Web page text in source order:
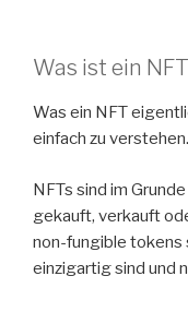
Was ist ein
Was ein NFT
einfach zu verstehen.
NFTs sind im
gekauft, verkauft
non-fungible tokens
einzigartig sind und